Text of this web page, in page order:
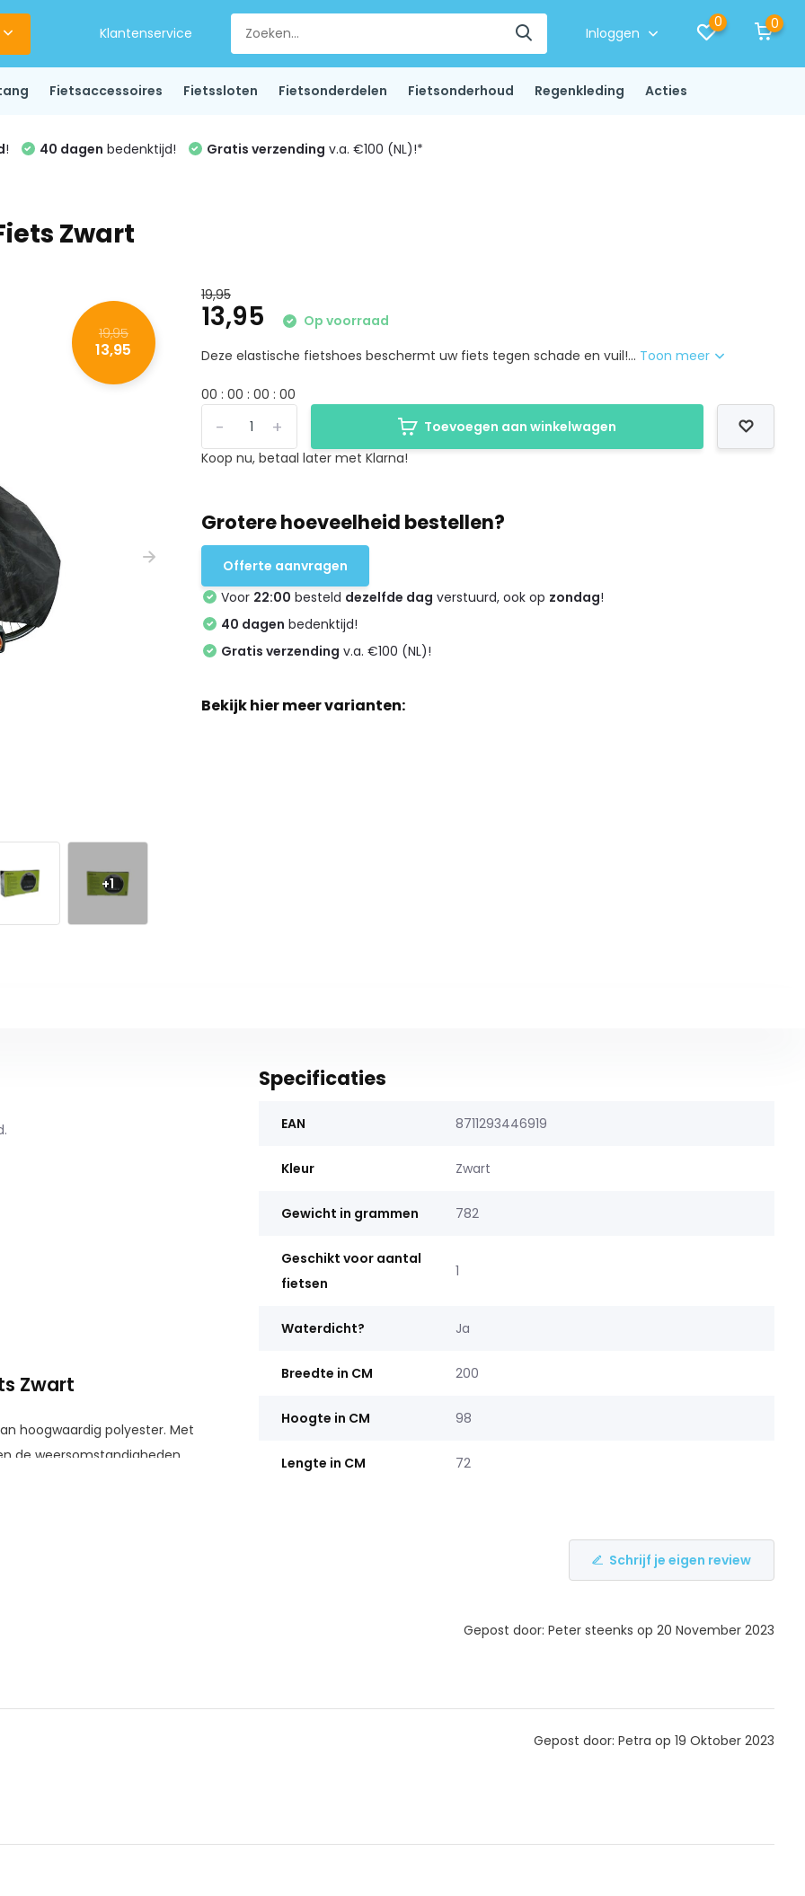
Klantenservice Inloggen
0 0
Fietsaccessoires Fietssloten Fietsonderdelen Fietsonderhoud Regenkleding Acties
! 40 dagen bedenktijd! Gratis verzending v.a. €100 (NL)!*
Zwart
19,95
13,95
+1
19,95
13,95
Op voorraad
Deze elastische fietshoes beschermt uw fiets tegen schade en vuil!... Toon meer
00 : 00 : 00 : 00
+
-
Toevoegen aan winkelwagen
Koop nu, betaal later met Klarna!
Grotere hoeveelheid bestellen?
Offerte aanvragen
Voor 22:00 besteld dezelfde dag verstuurd, ook op zondag!
40 dagen bedenktijd!
Gratis verzending v.a. €100 (NL)!
Bekijk hier meer varianten:
Zwart
hoogwaardig polyester. Met
de weersomstandigheden.
koord en de
zonder schuur of
weersomstandigheden is de
op vakantie met de
transport extra
landen is een markeringsbord
is en het aanschaffen van
Specificaties
EAN 8711293446919
Kleur Zwart
Gewicht in grammen 782
Geschikt voor aantal
fietsen
1
Waterdicht? Ja
Breedte in CM 200
Hoogte in CM 98
Lengte in CM 72
Schrijf je eigen review
Gepost door: Peter steenks op 20 November 2023
Gepost door: Petra op 19 Oktober 2023